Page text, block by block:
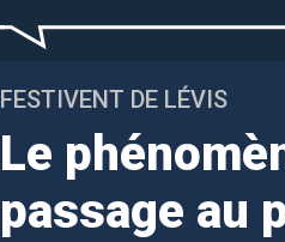
FESTIVENT DE LÉVIS
Le
passage au